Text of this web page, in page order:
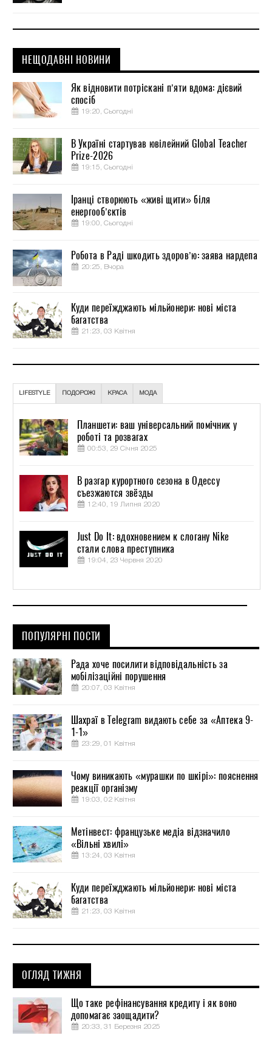
НЕЩОДАВНІ НОВИНИ
Як відновити потріскані п’яти вдома: дієвий
спосіб
19:20, Сьогодні
В Україні стартував ювілейний Global Teacher
Prize-2026
19:15, Сьогодні
Іранці створюють «живі щити» біля
енергооб’єктів
19:00, Сьогодні
Робота в Раді шкодить здоров’ю: заява нардепа
20:25, Вчора
Куди переїжджають мільйонери: нові міста
багатства
21:23, 03 Квітня
LIFESTYLE ПОДОРОЖІ КРАСА МОДА
Планшети: ваш універсальний помічник у
роботі та розвагах
00:53, 29 Січня 2025
В разгар курортного сезона в Одессу
съезжаются звёзды
12:40, 19 Липня 2020
Just Do It: вдохновением к слогану Nike
стали слова преступника
19:04, 23 Червня 2020
ПОПУЛЯРНІ ПОСТИ
Рада хоче посилити відповідальність за
мобілізаційні порушення
20:07, 03 Квітня
Шахраї в Telegram видають себе за «Аптека 9-
1-1»
23:29, 01 Квітня
Чому виникають «мурашки по шкірі»: пояснення
реакції організму
19:03, 02 Квітня
Метінвест: французьке медіа відзначило
«Вільні хвилі»
13:24, 03 Квітня
Куди переїжджають мільйонери: нові міста
багатства
21:23, 03 Квітня
ОГЛЯД ТИЖНЯ
Що таке рефінансування кредиту і як воно
допомагає заощадити?
20:33, 31 Березня 2025